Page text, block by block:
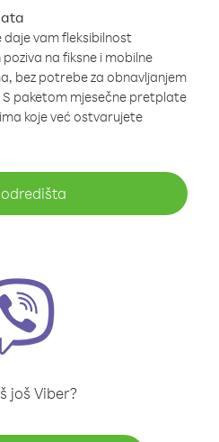
vam fleksibilnost
na fiksne i mobilne
bez potrebe za obnavljanjem
S paketom mjesečne pretplate
koje već ostvarujete
još Viber?